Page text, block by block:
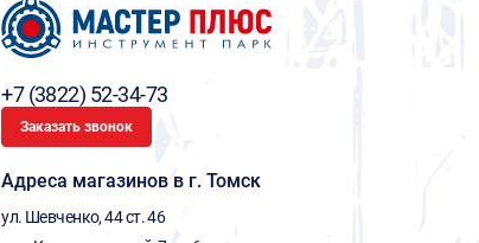
+7 (3822) 52-34-73
Заказать звонок
Адреса магазинов в г. Томск
ул. Шевченко, 44 ст. 46